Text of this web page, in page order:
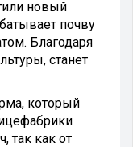
новый
почву
Благодаря
станет
который
так как от